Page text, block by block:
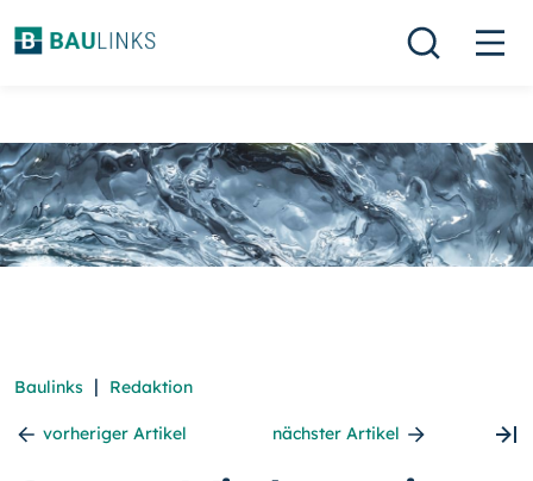
Baulinks | Redaktion
vorheriger Artikel nächster Artikel